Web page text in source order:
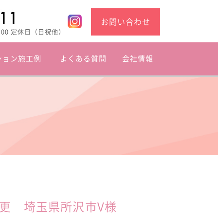
定休日（日祝他）
お問い合わせ
ン施工例 よくある質問 会社情報
埼玉県所沢市V様